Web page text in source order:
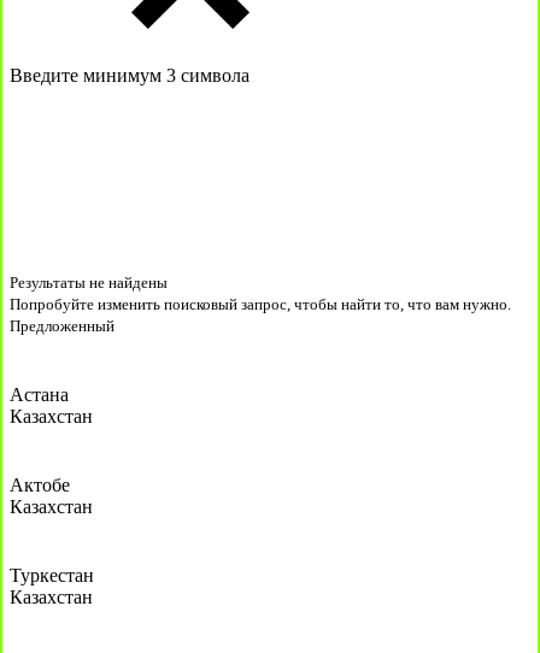
Введите минимум 3 символа
Результаты не найдены
Попробуйте изменить поисковый запрос, чтобы найти то, что вам нужно.
Предложенный
Астана
Казахстан
Актобе
Казахстан
Туркестан
Казахстан